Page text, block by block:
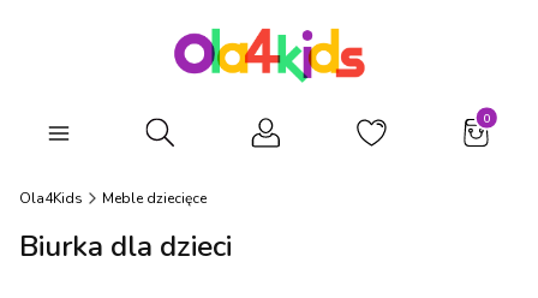
Otwórz wyszukiwarkę
Ola4Kids Meble dziecięce
Biurka dla dzieci